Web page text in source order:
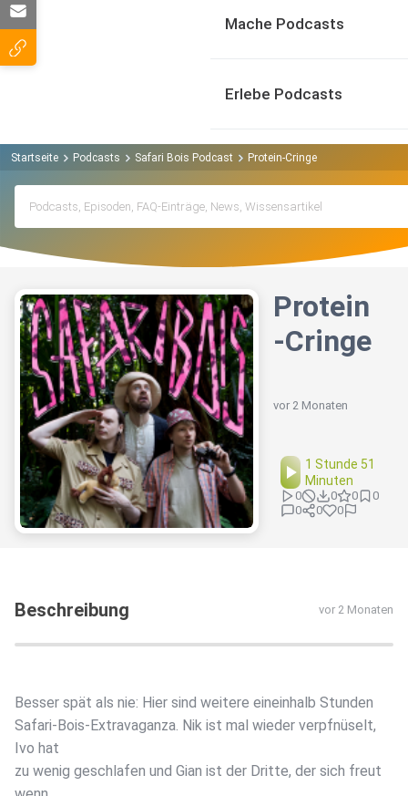
Mache Podcasts
Erlebe Podcasts
Startseite Podcasts Safari Bois Podcast Protein-Cringe
Protein
-Cringe
vor 2 Monaten
1 Stunde 51
Minuten
0 0 0
0
0
0 0
Beschreibung vor 2 Monaten
Besser spät als nie: Hier sind weitere eineinhalb Stunden
Safari-Bois-Extravaganza. Nik ist mal wieder verpfnüselt,
Ivo hat
zu wenig geschlafen und Gian ist der Dritte, der sich freut